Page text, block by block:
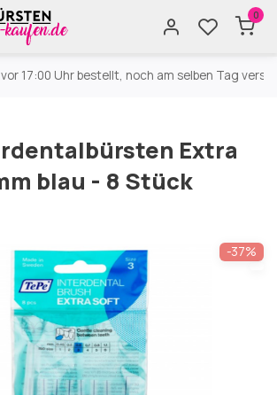
0
17:00 Uhr bestellt, noch am selben Tag
Extra
blau - 8 Stück
-37%